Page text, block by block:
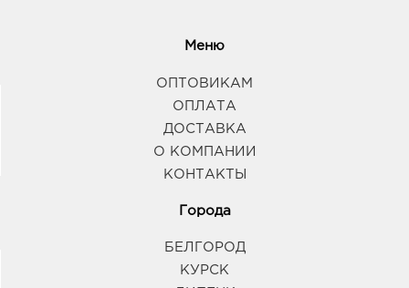
Меню
ОПТОВИКАМ
ОПЛАТА
ДОСТАВКА
О КОМПАНИИ
КОНТАКТЫ
Города
БЕЛГОРОД
КУРСК